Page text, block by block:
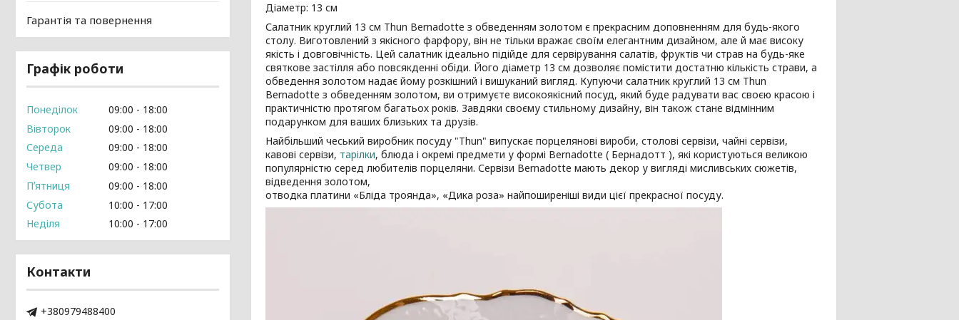
Діаметр: 13 см
Салатник круглий 13 см Thun Bernadotte з обведенням золотом є прекрасним доповненням для будь-якого
столу. Виготовлений з якісного фарфору, він не тільки вражає своїм елегантним дизайном, але й має високу
якість і довговічність. Цей салатник ідеально підійде для сервірування салатів, фруктів чи страв на будь-яке
святкове застілля або повсякденні обіди. Його діаметр 13 см дозволяє помістити достатню кількість страви, а
обведення золотом надає йому розкішний і вишуканий вигляд. Купуючи салатник круглий 13 см Thun
Bernadotte з обведенням золотом, ви отримуєте високоякісний посуд, який буде радувати вас своєю красою і
практичністю протягом багатьох років. Завдяки своєму стильному дизайну, він також стане відмінним
подарунком для ваших близьких та друзів.
Найбільший чеський виробник посуду "Thun" випускає порцелянові вироби, столові сервізи, чайні сервізи,
кавові сервізи, тарілки, блюда і окремі предмети у формі Bernadotte ( Бернадотт ), які користуються великою
популярністю серед любителів порцеляни. Сервізи Bernadotte мають декор у вигляді мисливських сюжетів,
відведення золотом,
отводка платини «Бліда троянда», «Дика роза» найпоширеніші види цієї прекрасної посуду.
Гарантія та повернення
Графік роботи
Понеділок 09:00
18:00
Вівторок
09:00
18:00
Середа
09:00
18:00
Четвер
09:00
18:00
Пʼятниця
09:00
18:00
Субота
10:00
17:00
Неділя
10:00 17:00
Контакти
+380979488400